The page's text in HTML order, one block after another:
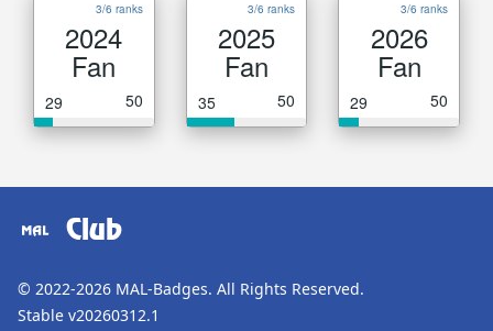
3/6 ranks
2024
Fan
29 50
3/6 ranks
2025
Fan
35 50
3/6 ranks
2026
Fan
29 50
Club
© 2022-2026 MAL-Badges. All Rights Reserved.
Stable v20260312.1